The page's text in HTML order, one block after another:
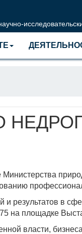
результатов в
площадке
власти,